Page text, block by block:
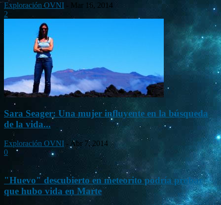
Exploración OVNI - Mar 16, 2014
2
Sara Seager: Una mujer influyente en la búsqueda
de la vida...
Exploración OVNI - Abr 7, 2014
0
"Huevo" descubierto en meteorito podría probar
que hubo vida en Marte